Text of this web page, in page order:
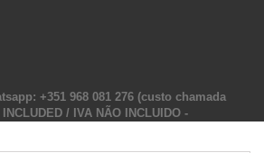
+351 968 081 276 (custo chamada
/ IVA NÃO INCLUIDO -